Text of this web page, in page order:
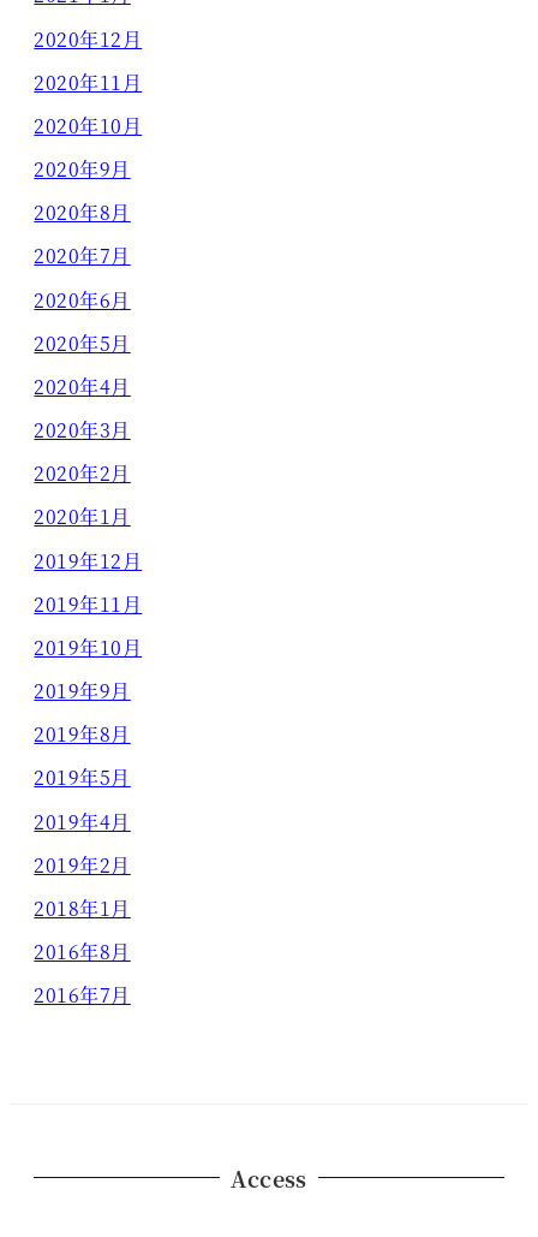
2020年12月
2020年11月
2020年10月
2020年9月
2020年8月
2020年7月
2020年6月
2020年5月
2020年4月
2020年3月
2020年2月
2020年1月
2019年12月
2019年11月
2019年10月
2019年9月
2019年8月
2019年5月
2019年4月
2019年2月
2018年1月
2016年8月
2016年7月
Access